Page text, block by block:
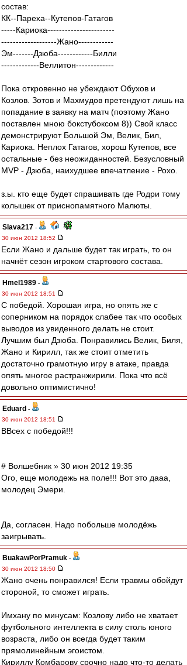
состав:
КК--Пареха--Кутепов-Гатагов
-----Кариока-----------------------
-------------------Жано------------
Эм-------Дзюба------------Билли
-------------Веллитон-------------
Пока откровенно не убеждают Обухов и
Козлов. Зотов и Махмудов претендуют лишь на
попадание в заявку на матч (поэтому Жано
поставлен мною бокстубоксом 8)) Свой класс
демонстрируют Большой Эм, Велик, Бил,
Кариока. Неплох Гатагов, хорош Кутепов, все
остальные - без неожиданностей. Безусловный
MVP - Дзюба, наихудшее впечатление - Рохо.
з.ы. кто еще будет спрашивать где Родри тому
колышек от приснопамятного Малюты.
Slava217 -
30 июн 2012 18:52
Если Жано и дальше будет так играть, то он
начнёт сезон игроком стартового состава.
Hmel1989 -
30 июн 2012 18:51
С победой. Хорошая игра, но опять же с
соперником на порядок слабее так что особых
выводов из увиденного делать не стоит.
Лучшим был Дзюба. Понравились Велик, Биля,
Жано и Кирилл, так же стоит отметить
достаточно грамотную игру в атаке, правда
опять многое растранжирили. Пока что всё
довольно оптимистично!
Eduard -
30 июн 2012 18:51
ВВсех с победой!!!
# Волшебник » 30 июн 2012 19:35
Ого, еще молодежь на поле!!! Вот это дааа,
молодец Эмери.
Да, согласен. Надо побольше молодёжь
заигрывать.
BuakawPorPramuk -
30 июн 2012 18:50
Жано очень понравился! Если травмы обойдут
стороной, то сможет играть.
Имхану по минусам: Козлову либо не хватает
футбольного интеллекта в силу столь юного
возраста, либо он всегда будет таким
прямолинейным эгоистом.
Кириллу Комбарову срочно надо что-то делать